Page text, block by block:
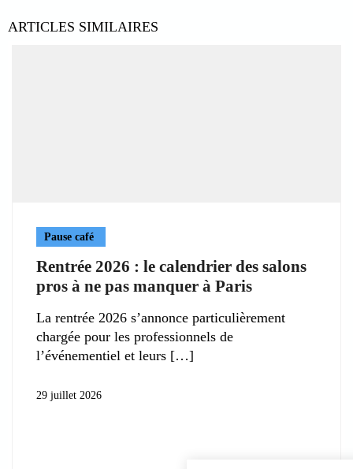
ARTICLES SIMILAIRES
Pause café
Rentrée 2026 : le calendrier des salons
pros à ne pas manquer à Paris
La rentrée 2026 s’annonce particulièrement
chargée pour les professionnels de
l’événementiel et leurs
29 juillet 2026